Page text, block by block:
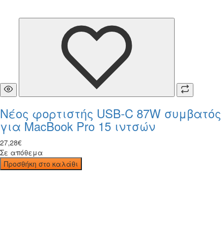
Νέος φορτιστής USB-C 87W συμβατός
για MacBook Pro 15 ιντσών
27,28€
Σε απόθεμα
Προσθήκη στο καλάθι